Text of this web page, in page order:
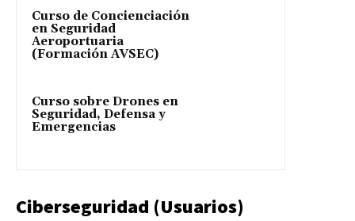
Curso de Concienciación
en Seguridad
Aeroportuaria
(Formación AVSEC)
Curso sobre Drones en
Seguridad, Defensa y
Emergencias
Ciberseguridad (Usuarios)